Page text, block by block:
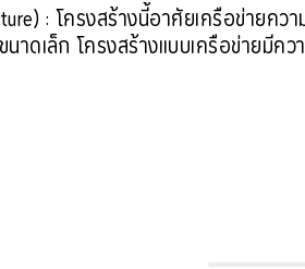
: โครงสร้างนี้อาศัยเครือข่ายค
ดเล็ก โครงสร้างแบบเครือข่ายมีค